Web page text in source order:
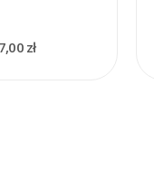
zł